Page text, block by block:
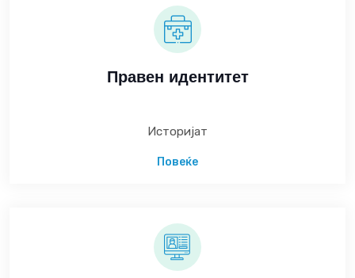
Правен идентитет
Историјат
Повеќе